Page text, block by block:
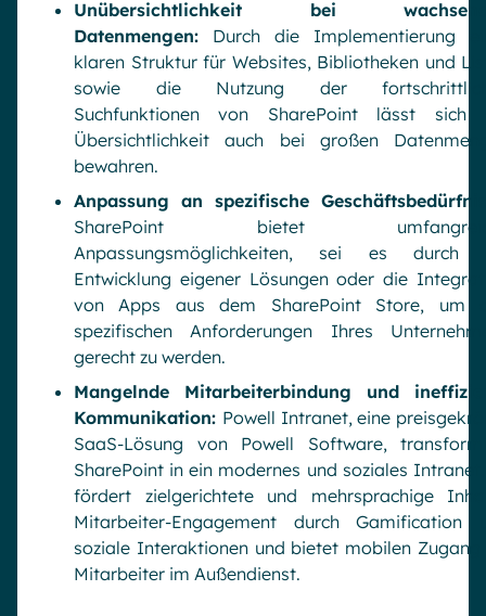
Unübersichtlichkeit bei
Datenmengen: Durch die Implementierung
klaren Struktur für Websites, Bibliotheken und
sowie die Nutzung der
Suchfunktionen von SharePoint lässt sich
Übersichtlichkeit auch bei großen
bewahren.
Anpassung an spezifische
SharePoint bietet
Anpassungsmöglichkeiten, sei es durch
Entwicklung eigener Lösungen oder die
von Apps aus dem SharePoint Store, um
spezifischen Anforderungen Ihres
gerecht zu werden.
Mangelnde Mitarbeiterbindung und
Kommunikation: Powell Intranet, eine
SaaS-Lösung von Powell Software,
SharePoint in ein modernes und soziales
fördert zielgerichtete und mehrsprachige
Mitarbeiter-Engagement durch Gamification
soziale Interaktionen und bietet mobilen
Mitarbeiter im Außendienst.